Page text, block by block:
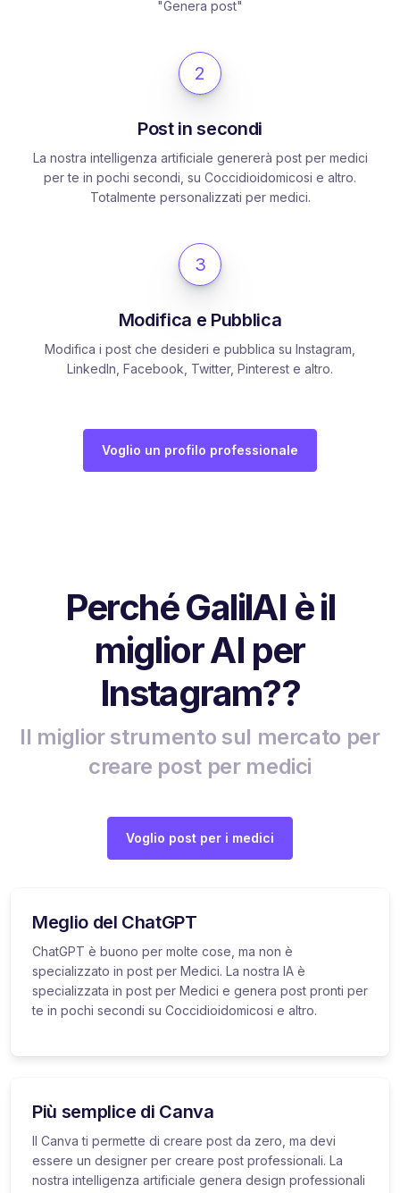
"Genera post"
2
Post in secondi
La nostra intelligenza artificiale genererà post per medici
per te in pochi secondi, su Coccidioidomicosi e altro.
Totalmente personalizzati per medici.
3
Modifica e Pubblica
Modifica i post che desideri e pubblica su Instagram,
LinkedIn, Facebook, Twitter, Pinterest e altro.
Voglio un profilo professionale
Perché GalilAI è il
miglior AI per
Instagram??
Il miglior strumento sul mercato per
creare post per medici
Voglio post per i medici
Meglio del ChatGPT
ChatGPT è buono per molte cose, ma non è
specializzato in post per Medici. La nostra IA è
specializzata in post per Medici e genera post pronti per
te in pochi secondi su Coccidioidomicosi e altro.
Più semplice di Canva
Il Canva ti permette di creare post da zero, ma devi
essere un designer per creare post professionali. La
nostra intelligenza artificiale genera design professionali